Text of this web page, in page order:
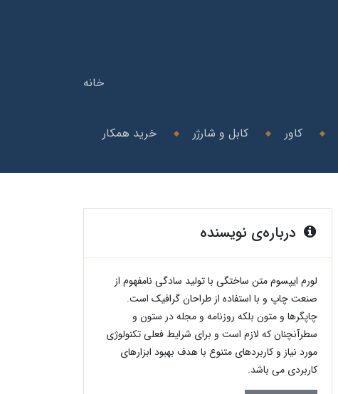
خانه
کاور کابل و شارژر خرید همکار
درباره‌ی نویسنده
لورم ایپسوم متن ساختگی با تولید سادگی نامفهوم از
صنعت چاپ و با استفاده از طراحان گرافیک است.
چاپگرها و متون بلکه روزنامه و مجله در ستون و
سطرآنچنان که لازم است و برای شرایط فعلی تکنولوژی
مورد نیاز و کاربردهای متنوع با هدف بهبود ابزارهای
کاربردی می باشد.